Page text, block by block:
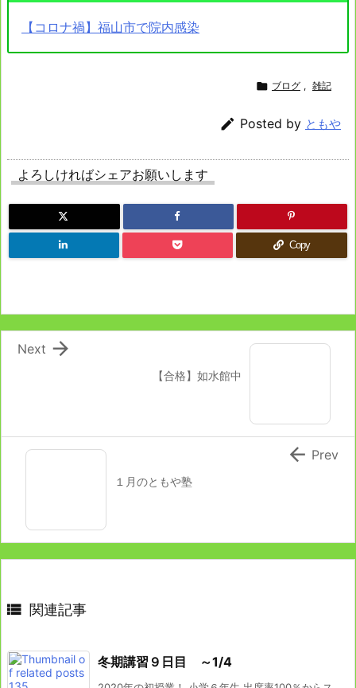
【コロナ禍】福山市で院内感染
 ブログ , 雑記
 Posted by ともや
よろしければシェアお願いします
Copy
【合格】如水館中

Next
１月のともや塾
 Prev
 関連記事
冬期講習９日目 ～1/4